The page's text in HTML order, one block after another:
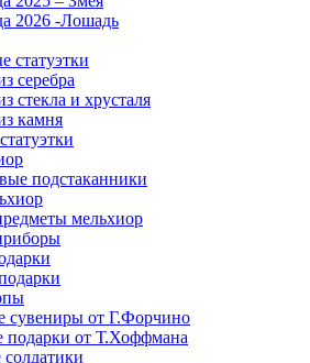
2026 -Лошадь
статуэтки
серебра
стекла и хрусталя
камня
подстаканники
мельхиор
сувениры от Г.Форчино
от Т.Хоффмана